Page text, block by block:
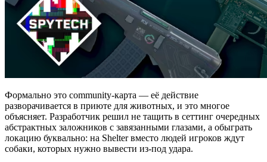
Формально это community-карта — её действие
разворачивается в приюте для животных, и это многое
объясняет. Разработчик решил не тащить в сеттинг очередных
абстрактных заложников с завязанными глазами, а обыграть
локацию буквально: на Shelter вместо людей игроков ждут
собаки, которых нужно вывести из-под удара.